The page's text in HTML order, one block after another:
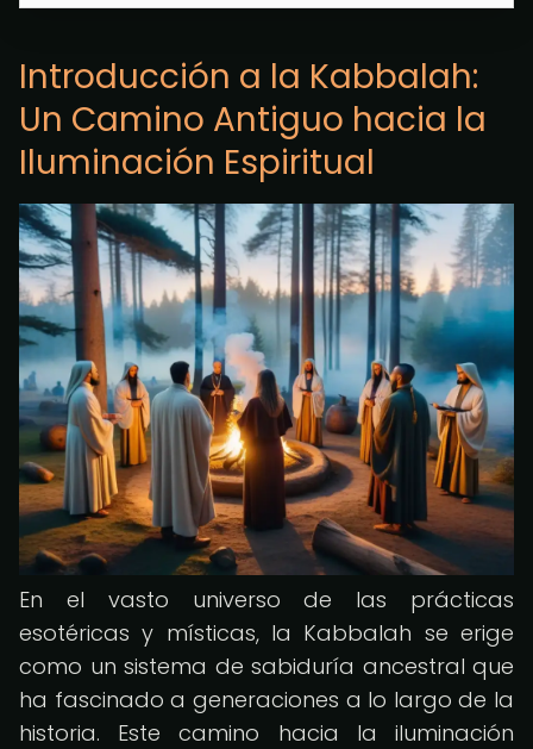
Introducción a la Kabbalah:
Un Camino Antiguo hacia la
Iluminación Espiritual
En el vasto universo de las prácticas
esotéricas y místicas, la Kabbalah se erige
como un sistema de sabiduría ancestral que
ha fascinado a generaciones a lo largo de la
historia. Este camino hacia la iluminación